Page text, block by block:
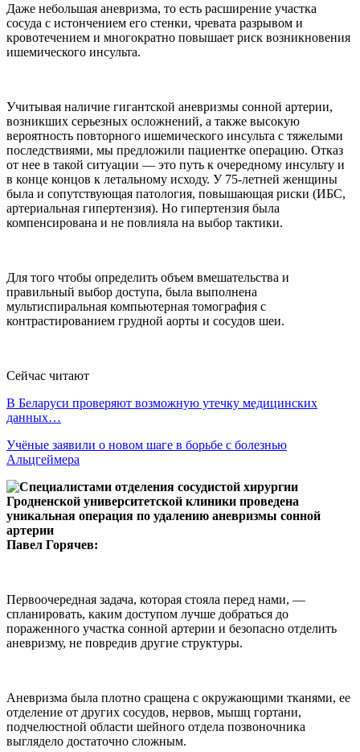
Даже небольшая аневризма, то есть расширение участка
сосуда с истончением его стенки, чревата разрывом и
кровотечением и многократно повышает риск возникновения
ишемического инсульта.
Учитывая наличие гигантской аневризмы сонной артерии,
возникших серьезных осложнений, а также высокую
вероятность повторного ишемического инсульта с тяжелыми
последствиями, мы предложили пациентке операцию. Отказ
от нее в такой ситуации — это путь к очередному инсульту и
в конце концов к летальному исходу. У 75-летней женщины
была и сопутствующая патология, повышающая риски (ИБС,
артериальная гипертензия). Но гипертензия была
компенсирована и не повлияла на выбор тактики.
Для того чтобы определить объем вмешательства и
правильный выбор доступа, была выполнена
мультиспиральная компьютерная томография с
контрастированием грудной аорты и сосудов шеи.
Сейчас читают
В Беларуси проверяют возможную утечку медицинских
данных…
Учёные заявили о новом шаге в борьбе с болезнью
Альцгеймера
Павел Горячев:
Первоочередная задача, которая стояла перед нами, —
спланировать, каким доступом лучше добраться до
пораженного участка сонной артерии и безопасно отделить
аневризму, не повредив другие структуры.
Аневризма была плотно сращена с окружающими тканями, ее
отделение от других сосудов, нервов, мышц гортани,
подчелюстной области шейного отдела позвоночника
выглядело достаточно сложным.